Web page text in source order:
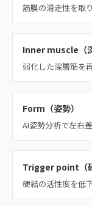
筋膜の滑走性を取
Inner muscle（
弱化した深層筋を
Form（姿勢）
AI姿勢分析で左右
Trigger point（
硬結の活性度を低